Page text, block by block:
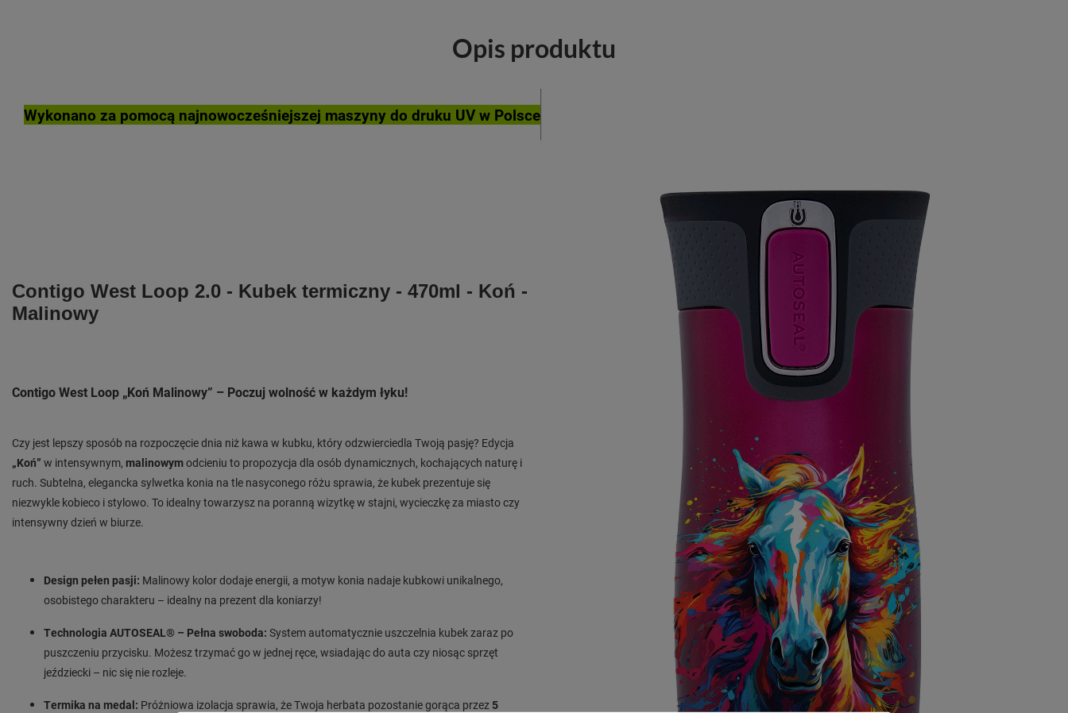
Opis produktu
Wykonano za pomocą najnowocześniejszej maszyny do druku UV w Polsce
Contigo West Loop 2.0 - Kubek termiczny - 470ml - Koń -
Malinowy
Contigo West Loop „Koń Malinowy” – Poczuj wolność w każdym łyku!
Czy jest lepszy sposób na rozpoczęcie dnia niż kawa w kubku, który odzwierciedla Twoją pasję? Edycja
„Koń” w intensywnym, malinowymodcieniu to propozycja dla osób dynamicznych, kochających naturę i
ruch. Subtelna, elegancka sylwetka konia na tle nasyconego różu sprawia, że kubek prezentuje się
niezwykle kobieco i stylowo. To idealny towarzysz na poranną wizytkę w stajni, wycieczkę za miasto czy
intensywny dzień w biurze.
Design pełen pasji: Malinowy kolor dodaje energii, a motyw konia nadaje kubkowi unikalnego,
osobistego charakteru – idealny na prezent dla koniarzy!
Technologia AUTOSEAL® – Pełna swoboda: System automatycznie uszczelnia kubek zaraz po
puszczeniu przycisku. Możesz trzymać go w jednej ręce, wsiadając do auta czy niosąc sprzęt
jeździecki – nic się nie rozleje.
Termika na medal: Próżniowa izolacja sprawia, że Twoja herbata pozostanie gorąca przez 5